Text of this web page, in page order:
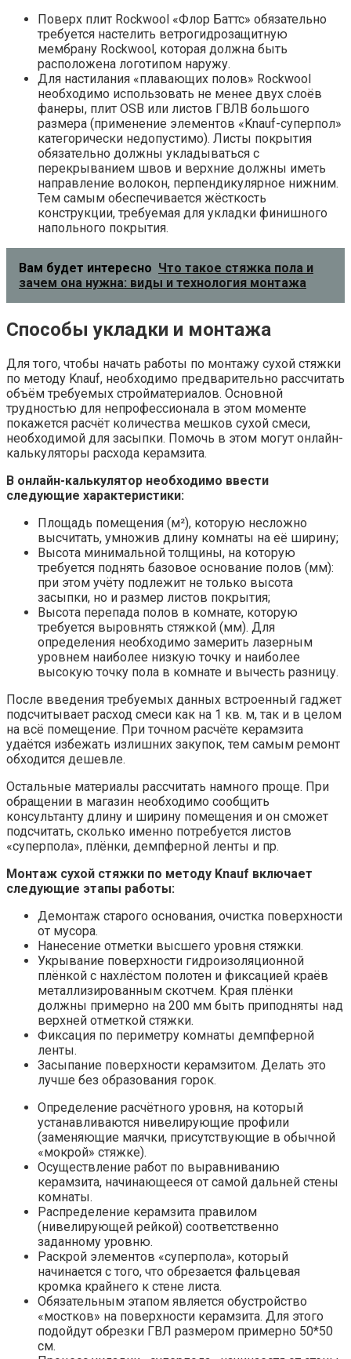
Поверх плит Rockwool «Флор Баттс» обязательно
требуется настелить ветрогидрозащитную
мембрану Rockwool, которая должна быть
расположена логотипом наружу.
Для настилания «плавающих полов» Rockwool
необходимо использовать не менее двух слоёв
фанеры, плит OSB или листов ГВЛВ большого
размера (применение элементов «Knauf-суперпол»
категорически недопустимо). Листы покрытия
обязательно должны укладываться с
перекрыванием швов и верхние должны иметь
направление волокон, перпендикулярное нижним.
Тем самым обеспечивается жёсткость
конструкции, требуемая для укладки финишного
напольного покрытия.
Вам будет интересно Что такое стяжка пола и
зачем она нужна: виды и технология монтажа
Способы укладки и монтажа
Для того, чтобы начать работы по монтажу сухой стяжки
по методу Knauf, необходимо предварительно рассчитать
объём требуемых стройматериалов. Основной
трудностью для непрофессионала в этом моменте
покажется расчёт количества мешков сухой смеси,
необходимой для засыпки. Помочь в этом могут онлайн-
калькуляторы расхода керамзита.
В онлайн-калькулятор необходимо ввести
следующие характеристики:
Площадь помещения (м²), которую несложно
высчитать, умножив длину комнаты на её ширину;
Высота минимальной толщины, на которую
требуется поднять базовое основание полов (мм):
при этом учёту подлежит не только высота
засыпки, но и размер листов покрытия;
Высота перепада полов в комнате, которую
требуется выровнять стяжкой (мм). Для
определения необходимо замерить лазерным
уровнем наиболее низкую точку и наиболее
высокую точку пола в комнате и вычесть разницу.
После введения требуемых данных встроенный гаджет
подсчитывает расход смеси как на 1 кв. м, так и в целом
на всё помещение. При точном расчёте керамзита
удаётся избежать излишних закупок, тем самым ремонт
обходится дешевле.
Остальные материалы рассчитать намного проще. При
обращении в магазин необходимо сообщить
консультанту длину и ширину помещения и он сможет
подсчитать, сколько именно потребуется листов
«суперпола», плёнки, демпферной ленты и пр.
Монтаж сухой стяжки по методу Knauf включает
следующие этапы работы:
Демонтаж старого основания, очистка поверхности
от мусора.
Нанесение отметки высшего уровня стяжки.
Укрывание поверхности гидроизоляционной
плёнкой с нахлёстом полотен и фиксацией краёв
металлизированным скотчем. Края плёнки
должны примерно на 200 мм быть приподняты над
верхней отметкой стяжки.
Фиксация по периметру комнаты демпферной
ленты.
Засыпание поверхности керамзитом. Делать это
лучше без образования горок.
Определение расчётного уровня, на который
устанавливаются нивелирующие профили
(заменяющие маячки, присутствующие в обычной
«мокрой» стяжке).
Осуществление работ по выравниванию
керамзита, начинающееся от самой дальней стены
комнаты.
Распределение керамзита правилом
(нивелирующей рейкой) соответственно
заданному уровню.
Раскрой элементов «суперпола», который
начинается с того, что обрезается фальцевая
кромка крайнего к стене листа.
Обязательным этапом является обустройство
«мостков» на поверхности керамзита. Для этого
подойдут обрезки ГВЛ размером примерно 50*50
см.